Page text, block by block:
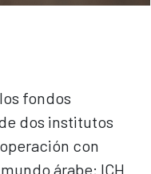
fondos
dos institutos
con
árabe: ICH